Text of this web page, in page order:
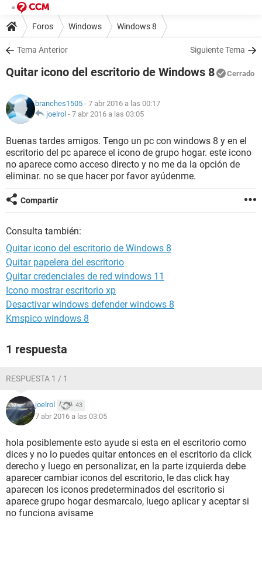
Foros Windows Windows 8
Tema Anterior Siguiente Tema
Quitar icono del escritorio de Windows 8 Cerrado
branches1505 - 7 abr 2016 a las 00:17
joelrol - 7 abr 2016 a las 03:05
Buenas tardes amigos. Tengo un pc con windows 8 y en el
escritorio del pc aparece el icono de grupo hogar. este icono
no aparece como acceso directo y no me da la opción de
eliminar. no se que hacer por favor ayúdenme.
Compartir
Consulta también:
Quitar icono del escritorio de Windows 8
Quitar papelera del escritorio
Quitar credenciales de red windows 11
Icono mostrar escritorio xp
Desactivar windows defender windows 8
Kmspico windows 8
1 respuesta
RESPUESTA 1 / 1
joelrol 43
7 abr 2016 a las 03:05
hola posiblemente esto ayude si esta en el escritorio como
dices y no lo puedes quitar entonces en el escritorio da click
derecho y luego en personalizar, en la parte izquierda debe
aparecer cambiar iconos del escritorio, le das click hay
aparecen los iconos predeterminados del escritorio si
aparece grupo hogar desmarcalo, luego aplicar y aceptar si
no funciona avisame